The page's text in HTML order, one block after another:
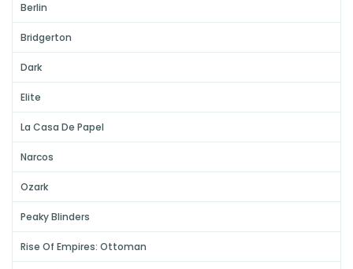
Berlin
Bridgerton
Dark
Elite
La Casa De Papel
Narcos
Ozark
Peaky Blinders
Rise Of Empires: Ottoman